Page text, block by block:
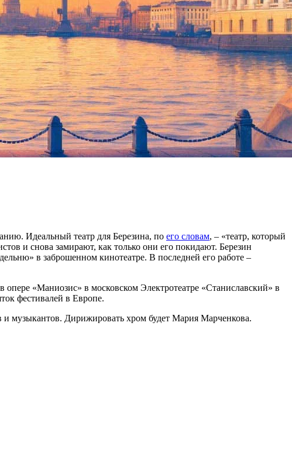
Идеальный театр для Березина, по его словам, – «театр, который
и снова замирают, как только они его покидают. Березин
в заброшенном кинотеатре. В последней его работе –
«Маниозис» в московском Электротеатре «Станиславский» в
фестивалей в Европе.
и музыкантов. Дирижировать хром будет Мария Марченкова.